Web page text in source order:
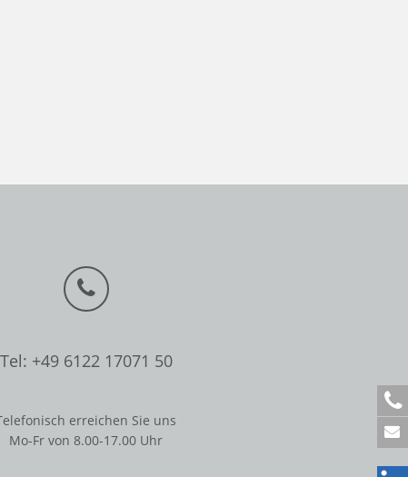
+
4
9
Tel: +49 6122 17071 50
erreichen Sie uns
Mo-Fr von 8.00-17.00 Uhr